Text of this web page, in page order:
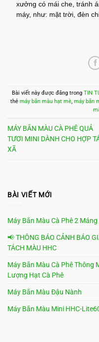
xưởng có mái che, tránh
máy, như: mặt trời, đèn
Bài viết này được đăng trong TIN
thẻ máy bắn màu hạt mè, máy bắn
MÁY BẮN MÀU CÀ PHÊ QUẢ
TƯƠI MINI DÀNH CHO HỢP
XÃ
BÀI VIẾT MỚI
Máy Bắn Màu Cà Phê 2 Máng
📢 THÔNG BÁO CẢNH BÁO
TÁCH MÀU HHC
Máy Bắn Màu Cà Phê Thông
Lượng Hạt Cà Phê
Máy Bắn Màu Đậu Nành
Máy Bắn Màu Mini HHC-